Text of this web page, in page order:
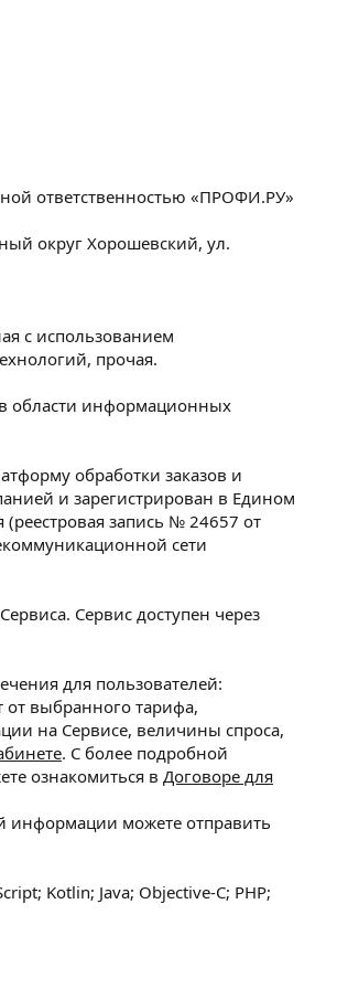
ответственностью «ПРОФИ.РУ»
округ Хорошевский, ул.
с использованием
прочая.
области информационных
обработки заказов и
и зарегистрирован в Едином
(реестровая запись № 24657 от
сети
Сервис доступен через
для пользователей:
от выбранного тарифа,
на Сервисе, величины спроса,
. С более подробной
ознакомиться в Договоре для
информации можете отправить
Kotlin; Java; Objective-C; PHP;